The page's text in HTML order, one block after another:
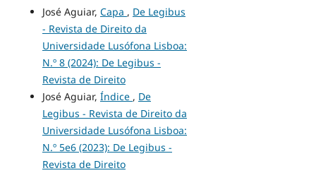
José Aguiar, Capa , De Legibus
- Revista de Direito da
Universidade Lusófona Lisboa:
N.º 8 (2024): De Legibus -
Revista de Direito
José Aguiar, Índice , De
Legibus - Revista de Direito da
Universidade Lusófona Lisboa:
N.º 5e6 (2023): De Legibus -
Revista de Direito